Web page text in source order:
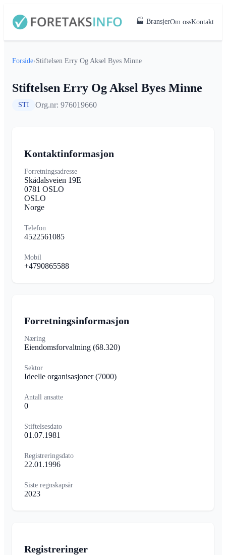
🏭 BransjerOm ossKontakt
Forside›Stiftelsen Erry Og Aksel Byes Minne
Stiftelsen Erry Og Aksel Byes Minne
STI Org.nr: 976019660
Kontaktinformasjon
Forretningsadresse
Skådalsveien 19E
0781 OSLO
OSLO
Norge
Telefon
4522561085
Mobil
+4790865588
Forretningsinformasjon
Næring
Eiendomsforvaltning (68.320)
Sektor
Ideelle organisasjoner(7000)
Antall ansatte
0
Stiftelsesdato
01.07.1981
Registreringsdato
22.01.1996
Siste regnskapsår
2023
Registreringer